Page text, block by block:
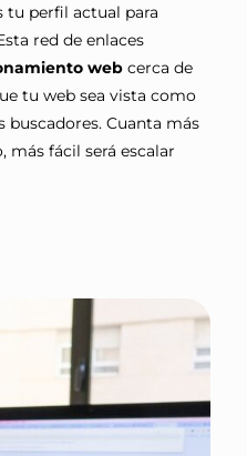
tu perfil actual para
red de enlaces
web cerca de
tu web sea vista como
Cuanta más
fácil será escalar